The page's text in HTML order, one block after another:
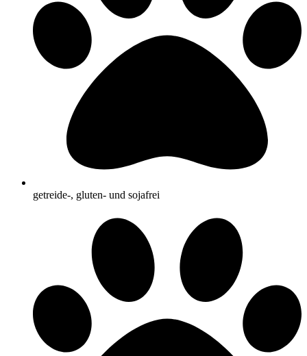
getreide-, gluten- und sojafrei